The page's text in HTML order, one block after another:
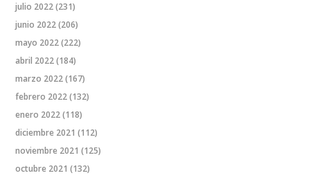
julio 2022(231)
junio 2022(206)
mayo 2022(222)
abril 2022(184)
marzo 2022(167)
febrero 2022(132)
enero 2022(118)
diciembre 2021 (112)
noviembre 2021 (125)
octubre 2021 (132)